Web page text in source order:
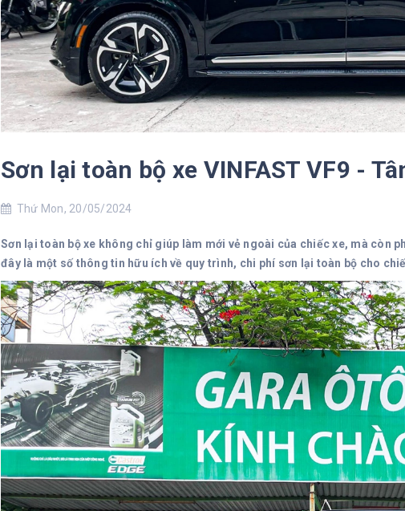
Sơn lại toàn bộ xe VINFAST VF9 -
Thứ Mon, 20/05/2024
Sơn lại toàn bộ xe không chỉ giúp làm mới vẻ ngoài của chiếc xe, mà còn
đây là một số thông tin hữu ích về quy trình, chi phí sơn lại toàn bộ cho